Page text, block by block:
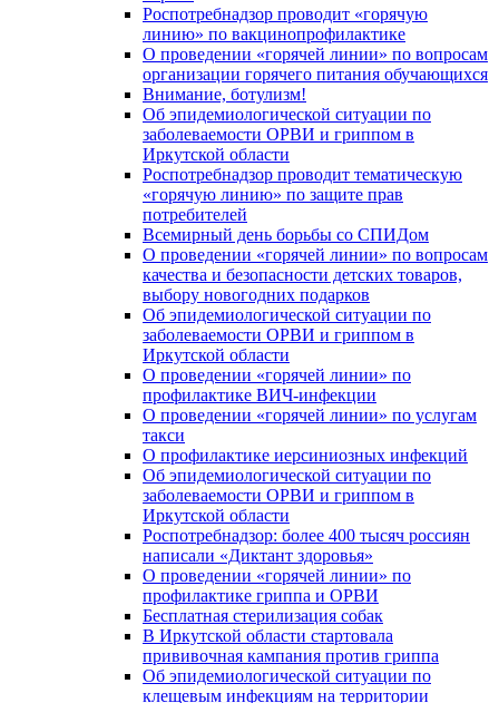
Роспотребнадзор проводит «горячую
линию» по вакцинопрофилактике
О проведении «горячей линии» по вопросам
организации горячего питания обучающихся
Внимание, ботулизм!
Об эпидемиологической ситуации по
заболеваемости ОРВИ и гриппом в
Иркутской области
Роспотребнадзор проводит тематическую
«горячую линию» по защите прав
потребителей
Всемирный день борьбы со СПИДом
О проведении «горячей линии» по вопросам
качества и безопасности детских товаров,
выбору новогодних подарков
Об эпидемиологической ситуации по
заболеваемости ОРВИ и гриппом в
Иркутской области
О проведении «горячей линии» по
профилактике ВИЧ-инфекции
О проведении «горячей линии» по услугам
такси
О профилактике иерсиниозных инфекций
Об эпидемиологической ситуации по
заболеваемости ОРВИ и гриппом в
Иркутской области
Роспотребнадзор: более 400 тысяч россиян
написали «Диктант здоровья»
О проведении «горячей линии» по
профилактике гриппа и ОРВИ
Бесплатная стерилизация собак
В Иркутской области стартовала
прививочная кампания против гриппа
Об эпидемиологической ситуации по
клещевым инфекциям на территории